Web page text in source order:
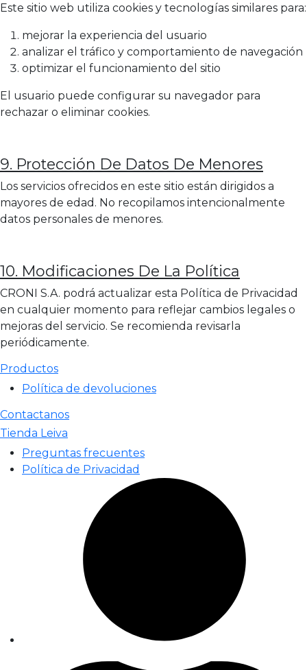
Este sitio web utiliza cookies y tecnologías similares para:
mejorar la experiencia del usuario
analizar el tráfico y comportamiento de navegación
optimizar el funcionamiento del sitio
El usuario puede configurar su navegador para
rechazar o eliminar cookies.
9. Protección De Datos De Menores
Los servicios ofrecidos en este sitio están dirigidos a
mayores de edad. No recopilamos intencionalmente
datos personales de menores.
10. Modificaciones De La Política
CRONI S.A. podrá actualizar esta Política de Privacidad
en cualquier momento para reflejar cambios legales o
mejoras del servicio. Se recomienda revisarla
periódicamente.
Productos
Política de devoluciones
Contactanos
Tienda Leiva
Preguntas frecuentes
Política de Privacidad